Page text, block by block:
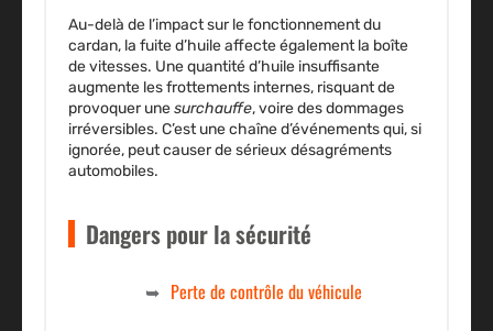
Au-delà de l’impact sur le fonctionnement du
cardan, la fuite d’huile affecte également la boîte
de vitesses. Une quantité d’huile insuffisante
augmente les frottements internes, risquant de
provoquer unesurchauffe, voire des dommages
irréversibles. C’est une chaîne d’événements qui, si
ignorée, peut causer de sérieux désagréments
automobiles.
Dangers pour la sécurité
Perte de contrôle du véhicule